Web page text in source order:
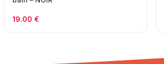
19.00 €